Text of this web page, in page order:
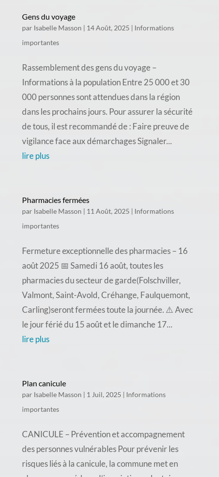
Gens du voyage
par Isabelle Masson | 14 Août, 2025 | Informations
importantes
Rassemblement des gens du voyage –
Informations à la population Entre 25 000 et 30
000 personnes sont attendues dans la région
dans les prochains jours. Pour assurer la sécurité
de tous, il est recommandé de : Faire preuve de
vigilance face aux démarchages Signaler...
lire plus
Pharmacies fermées
par Isabelle Masson | 11 Août, 2025 | Informations
importantes
Fermeture exceptionnelle des pharmacies – 16
août 2025 📅 Samedi 16 août, toutes les
pharmacies du secteur de garde(Folschviller,
Valmont, Saint-Avold, Créhange, Faulquemont,
Carling)seront fermées toute la journée. ⚠️ Avec
le jour férié du 15 août et le dimanche 17...
lire plus
Plan canicule
par Isabelle Masson | 1 Juil, 2025 | Informations
importantes
CANICULE – Prévention et accompagnement
des personnes vulnérables Pour prévenir les
risques liés à la canicule, la commune met en